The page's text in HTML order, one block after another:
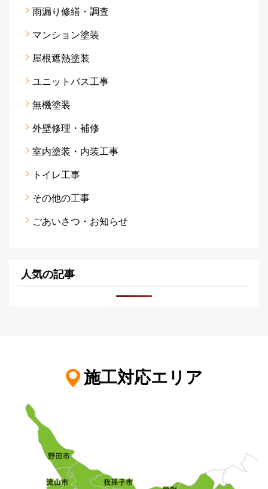
雨漏り修繕・調査
マンション塗装
屋根遮熱塗装
ユニットバス工事
無機塗装
外壁修理・補修
室内塗装・内装工事
トイレ工事
その他の工事
ごあいさつ・お知らせ
人気の記事
施工対応エリア